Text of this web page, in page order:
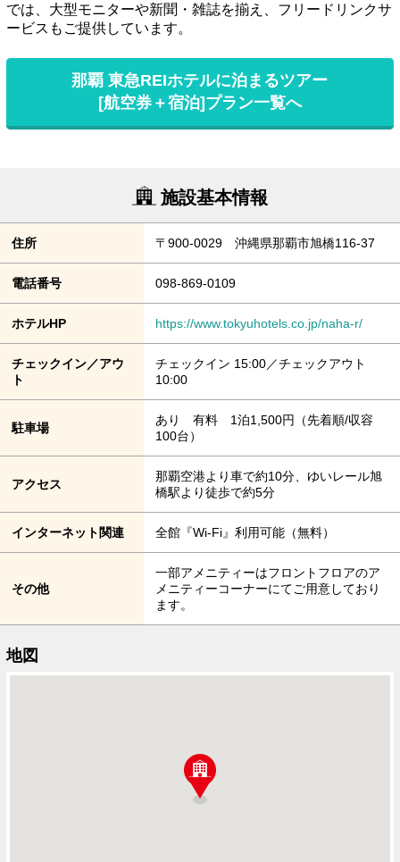
では、大型モニターや新聞・雑誌を揃え、フリードリンクサ
ービスもご提供しています。
那覇 東急REIホテルに泊まるツアー
[航空券＋宿泊]プラン一覧へ
施設基本情報
住所 〒900-0029 沖縄県那覇市旭橋116-37
電話番号 098-869-0109
ホテルHP https://www.tokyuhotels.co.jp/naha-r/
チェックイン／アウ
ト
チェックイン 15:00／チェックアウト
10:00
駐車場
あり 有料 1泊1,500円（先着順/収容
100台）
アクセス
那覇空港より車で約10分、ゆいレール旭
橋駅より徒歩で約5分
インターネット関連 全館『Wi-Fi』利用可能（無料）
その他
一部アメニティーはフロントフロアのア
メニティーコーナーにてご用意しており
ます。
地図